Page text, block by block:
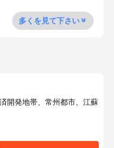
多くを見て下さい
開発地帯、常州都市、江蘇